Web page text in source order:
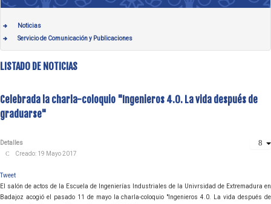
Noticias
Servicio de Comunicación y Publicaciones
LISTADO DE NOTICIAS
Celebrada la charla-coloquio "Ingenieros 4.0. La vida después de
graduarse"
Detalles
Creado: 19 Mayo 2017
Tweet
El salón de actos de la Escuela de Ingenierías Industriales de la Univrsidad de Extremadura en
Badajoz acogió el pasado 11 de mayo la charla-coloquio "Ingenieros 4.0. La vida después de